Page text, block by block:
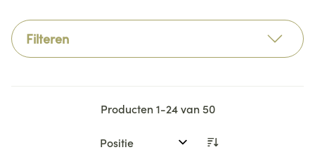
Filteren
Producten1-24van50
Sorteer op: